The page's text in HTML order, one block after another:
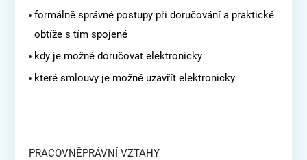
formálně správné postupy při doručování a praktické
obtíže s tím spojené
kdy je možné doručovat elektronicky
které smlouvy je možné uzavřít elektronicky
PRACOVNĚPRÁVNÍ VZTAHY